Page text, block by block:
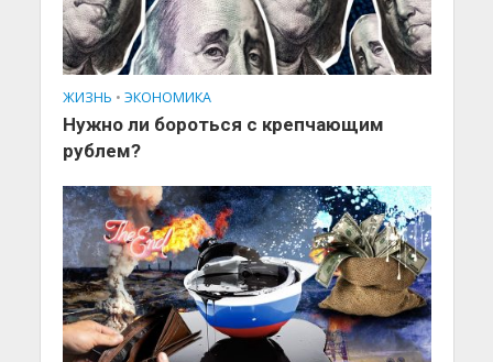
ЖИЗНЬ • ЭКОНОМИКА
Нужно ли бороться с крепчающим
рублем?